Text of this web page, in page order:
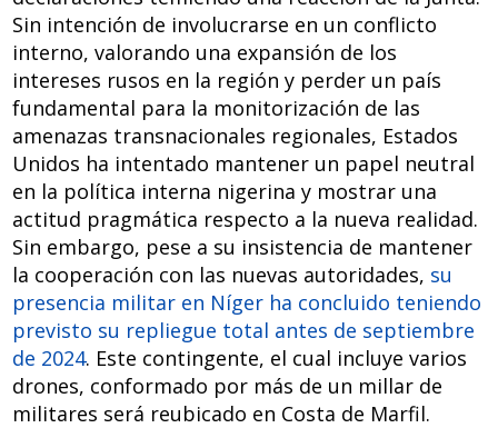
Sin intención de involucrarse en un conflicto
interno, valorando una expansión de los
intereses rusos en la región y perder un país
fundamental para la monitorización de las
amenazas transnacionales regionales, Estados
Unidos ha intentado mantener un papel neutral
en la política interna nigerina y mostrar una
actitud pragmática respecto a la nueva realidad.
Sin embargo, pese a su insistencia de mantener
la cooperación con las nuevas autoridades, su
presencia militar en Níger ha concluido teniendo
previsto su repliegue total antes de septiembre
de 2024. Este contingente, el cual incluye varios
drones, conformado por más de un millar de
militares será reubicado en Costa de Marfil.